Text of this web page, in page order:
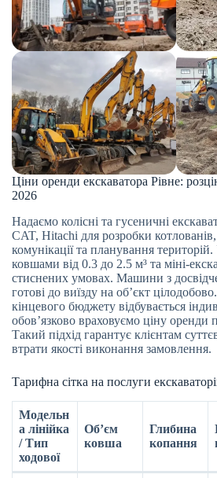
Ціни оренди екскаватора Рівне:
2026
Надаємо колісні та гусеничні
CAT, Hitachi для розробки
комунікації та планування
ковшами від 0.3 до 2.5 м³ та міні-
стиснених умовах. Машини з
готові до виїзду на об’єкт
кінцевого бюджету відбувається
обов’язково враховуємо ціну оренди
Такий підхід гарантує клієнтам
втрати якості виконання замовлення.
Тарифна сітка на послуги
Модельн
а лінійка
/ Тип
ходової
Об’єм
ковша
Глибина
копання